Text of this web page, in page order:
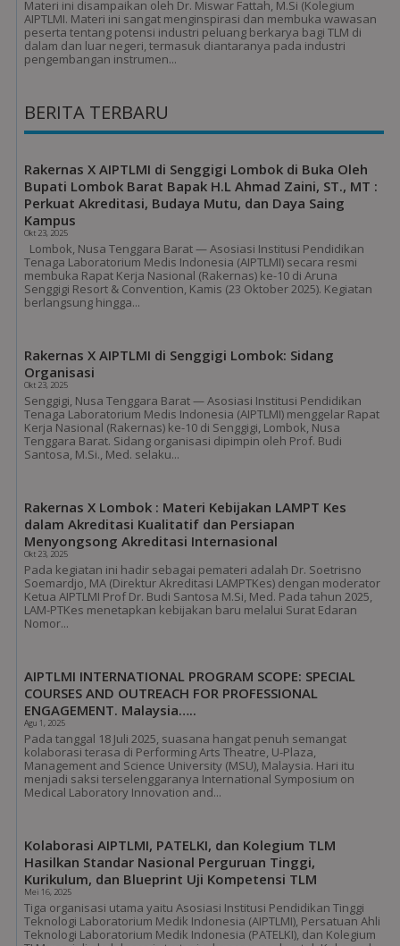
Materi ini disampaikan oleh Dr. Miswar Fattah, M.Si (Kolegium
AIPTLMI. Materi ini sangat menginspirasi dan membuka wawasan
peserta tentang potensi industri peluang berkarya bagi TLM di
dalam dan luar negeri, termasuk diantaranya pada industri
pengembangan instrumen...
BERITA TERBARU
Rakernas X AIPTLMI di Senggigi Lombok di Buka Oleh
Bupati Lombok Barat Bapak H.L Ahmad Zaini, ST., MT :
Perkuat Akreditasi, Budaya Mutu, dan Daya Saing
Kampus
Okt 23, 2025
Lombok, Nusa Tenggara Barat — Asosiasi Institusi Pendidikan
Tenaga Laboratorium Medis Indonesia (AIPTLMI) secara resmi
membuka Rapat Kerja Nasional (Rakernas) ke-10 di Aruna
Senggigi Resort & Convention, Kamis (23 Oktober 2025). Kegiatan
berlangsung hingga...
Rakernas X AIPTLMI di Senggigi Lombok: Sidang
Organisasi
Okt 23, 2025
Senggigi, Nusa Tenggara Barat — Asosiasi Institusi Pendidikan
Tenaga Laboratorium Medis Indonesia (AIPTLMI) menggelar Rapat
Kerja Nasional (Rakernas) ke-10 di Senggigi, Lombok, Nusa
Tenggara Barat. Sidang organisasi dipimpin oleh Prof. Budi
Santosa, M.Si., Med. selaku...
Rakernas X Lombok : Materi Kebijakan LAMPT Kes
dalam Akreditasi Kualitatif dan Persiapan
Menyongsong Akreditasi Internasional
Okt 23, 2025
Pada kegiatan ini hadir sebagai pemateri adalah Dr. Soetrisno
Soemardjo, MA (Direktur Akreditasi LAMPTKes) dengan moderator
Ketua AIPTLMI Prof Dr. Budi Santosa M.Si, Med. Pada tahun 2025,
LAM-PTKes menetapkan kebijakan baru melalui Surat Edaran
Nomor...
AIPTLMI INTERNATIONAL PROGRAM SCOPE: SPECIAL
COURSES AND OUTREACH FOR PROFESSIONAL
ENGAGEMENT. Malaysia…..
Agu 1, 2025
Pada tanggal 18 Juli 2025, suasana hangat penuh semangat
kolaborasi terasa di Performing Arts Theatre, U-Plaza,
Management and Science University (MSU), Malaysia. Hari itu
menjadi saksi terselenggaranya International Symposium on
Medical Laboratory Innovation and...
Kolaborasi AIPTLMI, PATELKI, dan Kolegium TLM
Hasilkan Standar Nasional Perguruan Tinggi,
Kurikulum, dan Blueprint Uji Kompetensi TLM
Mei 16, 2025
Tiga organisasi utama yaitu Asosiasi Institusi Pendidikan Tinggi
Teknologi Laboratorium Medik Indonesia (AIPTLMI), Persatuan Ahli
Teknologi Laboratorium Medik Indonesia (PATELKI), dan Kolegium